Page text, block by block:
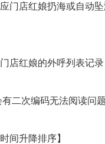
门店红娘扔海或自动
店红娘的外呼列表记录
二次编码无法阅读问题
间升降排序】